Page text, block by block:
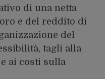
di una netta
e del reddito di
del
tagli alla
ai costi sulla